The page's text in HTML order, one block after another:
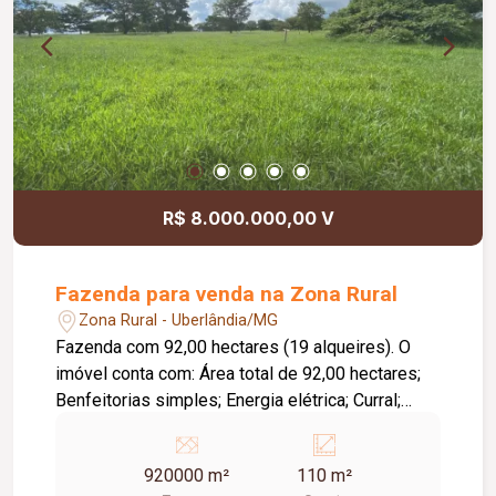
chuveiros e torneiras; * Sistema de aquecimento
independente para a piscina; * Sistema de
energia solar com 12 placas; * Infraestrutura para
instalação de ar-condicionado em todos os
quartos; * Cooktop e forno elétrico embutido; *
Imóvel com excelente padrão de acabamento.
R$ 8.000.000,00 V
Fazenda para venda na Zona Rural
Zona Rural - Uberlândia/MG
Fazenda com 92,00 hectares (19 alqueires). O
imóvel conta com: Área total de 92,00 hectares;
Benfeitorias simples; Energia elétrica; Curral;
favorecendo diversas atividades agropecuárias;
Região com forte vocação agrícola, cercada por
920000 m² 110 m²